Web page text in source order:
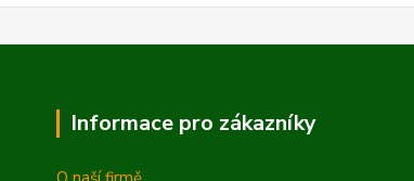
Informace pro zákazníky